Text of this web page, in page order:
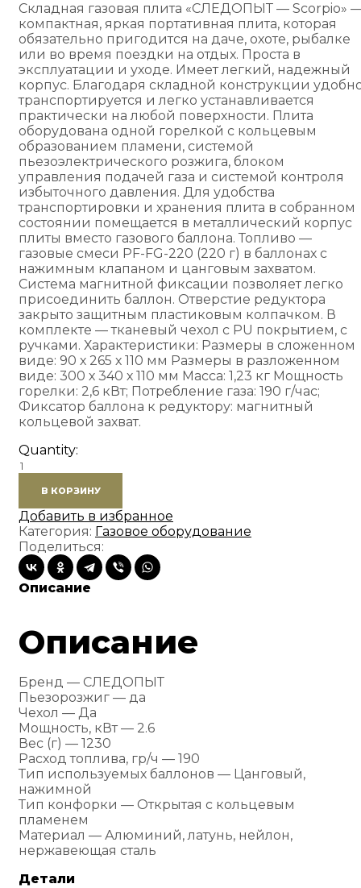
Складная газовая плита «СЛЕДОПЫТ — Scorpio»
компактная, яркая портативная плита, которая
обязательно пригодится на даче, охоте, рыбалке
или во время поездки на отдых. Проста в
эксплуатации и уходе. Имеет легкий, надежный
корпус. Благодаря складной конструкции
транспортируется и легко устанавливается
практически на любой поверхности. Плита
оборудована одной горелкой с кольцевым
образованием пламени, системой
пьезоэлектрического розжига, блоком
управления подачей газа и системой контроля
избыточного давления. Для удобства
транспортировки и хранения плита в собранном
состоянии помещается в металлический корпус
плиты вместо газового баллона. Топливо —
газовые смеси PF-FG-220 (220 г) в баллонах с
нажимным клапаном и цанговым захватом.
Система магнитной фиксации позволяет легко
присоединить баллон. Отверстие редуктора
закрыто защитным пластиковым колпачком. В
комплекте — тканевый чехол с PU покрытием, с
ручками. Характеристики: Размеры в сложенном
виде: 90 х 265 х 110 мм Размеры в разложенном
виде: 300 х 340 х 110 мм Масса: 1,23 кг Мощность
горелки: 2,6 кВт; Потребление газа: 190 г/час;
Фиксатор баллона к редуктору: магнитный
кольцевой захват.
Quantity:
Количество
Плита
складная
газовая
"СЛЕДОПЫТ
-
Scorpio"
В КОРЗИНУ
Добавить в избранное
Категория: Газовое оборудование
Поделиться:
Описание
Описание
Бренд — СЛЕДОПЫТ
Пьезорозжиг — да
Чехол — Да
Мощность, кВт — 2.6
Вес (г) — 1230
Расход топлива, гр/ч — 190
Тип используемых баллонов — Цанговый,
нажимной
Тип конфорки — Открытая с кольцевым
пламенем
Материал — Алюминий, латунь, нейлон,
нержавеющая сталь
Детали